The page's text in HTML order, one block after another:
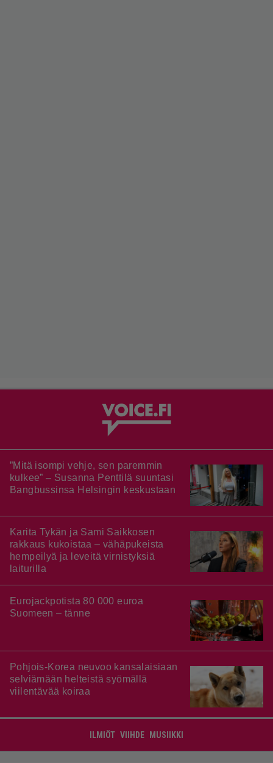
”Mitä isompi vehje, sen paremmin
kulkee” – Susanna Penttilä suuntasi
Bangbussinsa Helsingin keskustaan
Karita Tykän ja Sami Saikkosen
rakkaus kukoistaa – vähäpukeista
hempeilyä ja leveitä virnistyksiä
laiturilla
Eurojackpotista 80 000 euroa
Suomeen – tänne
Pohjois-Korea neuvoo kansalaisiaan
selviämään helteistä syömällä
viilentävää koiraa
ILMIÖT VIIHDE MUSIIKKI